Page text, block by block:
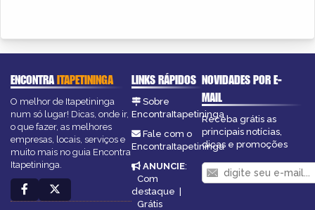
ENCONTRAITAPETININGA
O melhor de Itapetininga
num só lugar! Dicas, onde ir,
o que fazer, as melhores
empresas, locais, serviços e
muito mais no guia Encontra
Itapetininga.
LINKS RÁPIDOS
Sobre
EncontraItapetininga
Fale com o
EncontraItapetininga
ANUNCIE:
Com
destaque |
Grátis
NOVIDADES POR E-
MAIL
Receba grátis as
principais notícias,
dicas e promoções